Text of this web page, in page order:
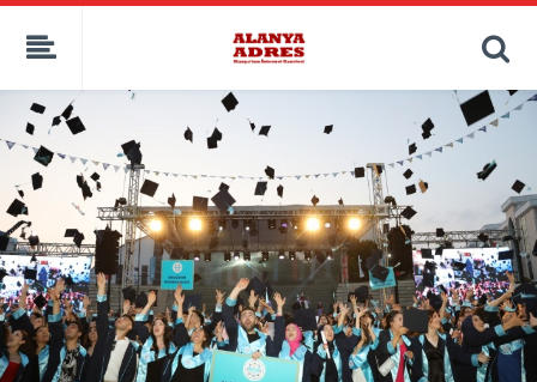
kaçak bahis
deneme bonusu
canlı bahis siteleri
deneme bonusu veren siteler
bahis siteleri
porno izle